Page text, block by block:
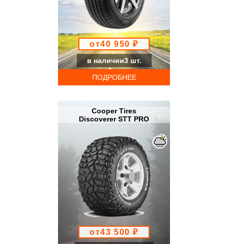
от40 950 ₽
в наличии3 шт.
ПОДРОБНЕЕ
Cooper Tires
Discoverer STT PRO
от43 500 ₽